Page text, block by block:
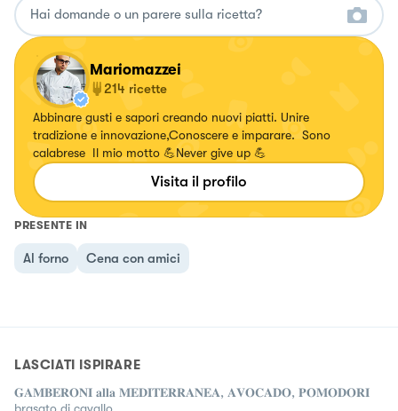
Mariomazzei
214 ricette
Abbinare gusti e sapori creando nuovi piatti. Unire
tradizione e innovazione,Conoscere e imparare. Sono
calabrese Il mio motto 💪Never give up 💪
Visita il profilo
PRESENTE IN
Al forno Cena con amici
LASCIATI ISPIRARE
𝐆𝐀𝐌𝐁𝐄𝐑𝐎𝐍𝐈 𝐚𝐥𝐥𝐚 𝐌𝐄𝐃𝐈𝐓𝐄𝐑𝐑𝐀𝐍𝐄𝐀, 𝐀𝐕𝐎𝐂𝐀𝐃𝐎, 𝐏𝐎𝐌𝐎𝐃𝐎𝐑𝐈
brasato di cavallo